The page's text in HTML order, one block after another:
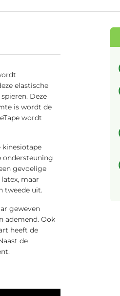
elastische
Deze
is wordt de
wordt
kinesiotape
ondersteuning
gevoelige
maar
tweede uit.
geweven
ademend. Ook
heeft de
de